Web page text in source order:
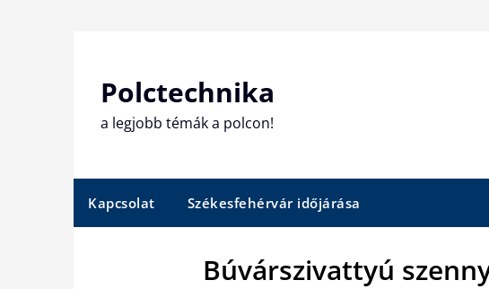
Polctechnika
a legjobb témák a polcon!
Kapcsolat Székesfehérvár időjárása
Búvárszivattyú